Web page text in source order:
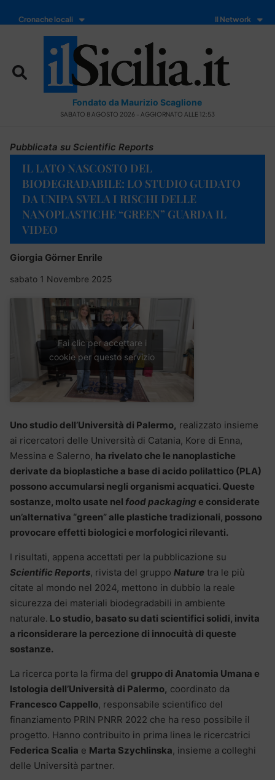
Cronache locali Il Network
Fondato da Maurizio Scaglione
SABATO 8 AGOSTO 2026 - AGGIORNATO ALLE 12:53
Pubblicata su Scientific Reports
IL LATO NASCOSTO DEL
BIODEGRADABILE: LO STUDIO GUIDATO
DA UNIPA SVELA I RISCHI DELLE
NANOPLASTICHE “GREEN” GUARDA IL
VIDEO
Giorgia Görner Enrile
sabato 1 Novembre 2025
Fai clic per accettare i
cookie per questo servizio
Uno studio dell’Università di Palermo, realizzato insieme
ai ricercatori delle Università di Catania, Kore di Enna,
Messina e Salerno, ha rivelato che le nanoplastiche
derivate da bioplastiche a base di acido polilattico (PLA)
possono accumularsi negli organismi acquatici. Queste
sostanze, molto usate nel food packaging e considerate
un’alternativa “green” alle plastiche tradizionali, possono
provocare effetti biologici e morfologici rilevanti.
I risultati, appena accettati per la pubblicazione su
Scientific Reports, rivista del gruppo Nature tra le più
citate al mondo nel 2024, mettono in dubbio la reale
sicurezza dei materiali biodegradabili in ambiente
naturale. Lo studio, basato su dati scientifici solidi, invita
a riconsiderare la percezione di innocuità di queste
sostanze.
La ricerca porta la firma del gruppo di Anatomia Umana e
Istologia dell’Università di Palermo, coordinato da
Francesco Cappello, responsabile scientifico del
finanziamento PRIN PNRR 2022 che ha reso possibile il
progetto. Hanno contribuito in prima linea le ricercatrici
Federica Scalia e Marta Szychlinska, insieme a colleghi
delle Università partner.